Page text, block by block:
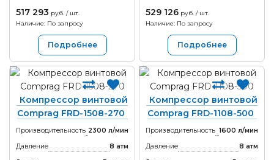
517 293 руб. / шт.
Наличие: По запросу
Подробнее
529 126 руб. / шт.
Наличие: По запросу
Подробнее
Компрессор винтовой
Comprag FRD-1508-270
Производительность 2300 л/мин
Давление
8 атм
Компрессор винтовой
Comprag FRD-1108-500
Производительность 1600 л/мин
Давление
8 атм